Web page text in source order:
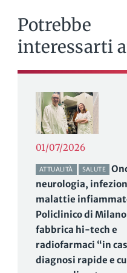
Potrebbe
interessarti
01/07/2026
ATTUALITÀ SALUTE
neurologia,
malattie
Policlinico di Milano
fabbrica hi-tech e
radiofarmaci “in
diagnosi rapide e